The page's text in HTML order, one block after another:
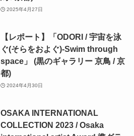
2025年4月27日
【レポート】「ODORI / 宇宙を泳
ぐ(そらをおよぐ)-Swim through
space」 (黒のギャラリー 京鳥 / 京
都)
2024年4月30日
OSAKA INTERNATIONAL
COLLECTION 2023 / Osaka